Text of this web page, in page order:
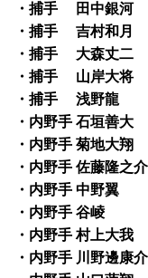
・捕手 田中銀河
・捕手 吉村和月
・捕手 大森丈二
・捕手 山岸大将
・捕手 浅野龍 (
・内野手 石垣善大
・内野手 菊地大翔
・内野手 佐藤隆之
・内野手 中野翼
・内野手 谷崚 (
・内野手 村上大我
・内野手 川野邊康